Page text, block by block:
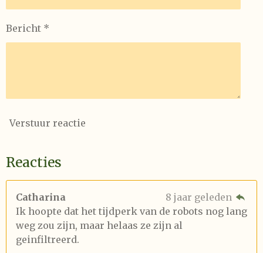
Bericht *
Verstuur reactie
Reacties
Catharina
8 jaar geleden
Ik hoopte dat het tijdperk van de robots nog lang
weg zou zijn, maar helaas ze zijn al
geinfiltreerd.